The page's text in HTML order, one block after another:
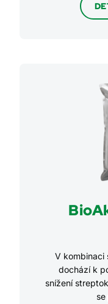
V kombinaci
dochází k
snížení